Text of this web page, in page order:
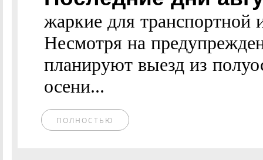
жаркие для
Несмотря на
планируют выезд из
осени...
ПОЛНОСТЬЮ